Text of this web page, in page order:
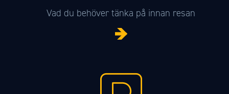
Vad du behöver tänka på innan resan